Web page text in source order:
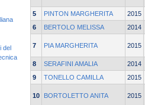
5 PINTON MARGHERITA 2015
6
BERTOLO MELISSA 2014
7 PIA MARGHERITA 2015
8 SERAFINI AMALIA 2014
9
TONELLO CAMILLA 2015
10 BORTOLETTO ANITA 2015